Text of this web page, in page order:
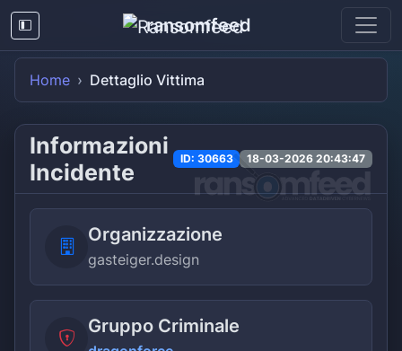
ransomfeed
Home Dettaglio Vittima
Informazioni
Incidente
ID: 30663 18-03-2026 20:43:47
Organizzazione
gasteiger.design
Gruppo Criminale